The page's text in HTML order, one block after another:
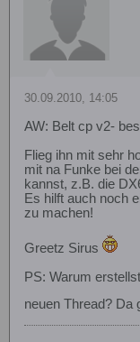
30.09.2010, 14:05
AW: Belt cp v2-
Flieg ihn mit sehr
mit na Funke bei
kannst, z.B. die
Es hilft auch noch
zu machen!
Greetz Sirus
PS: Warum
neuen Thread? Da